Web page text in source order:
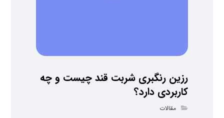
رزین رنگبری شربت قند چیست و چه
کاربردی دارد؟
مقالات